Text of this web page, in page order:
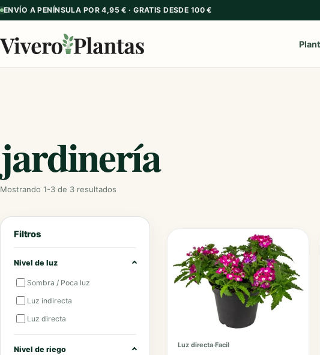
ENVÍO A PENÍNSULA POR 4,95 € · GRATIS DESDE 100 €
jardinería
Mostrando 1-3 de 3 resultados
Filtros
Nivel de luz
Sombra / Poca luz
Luz indirecta
Luz directa
Nivel de riego Luz directa·Facil